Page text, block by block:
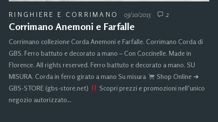
RINGHIERE E CORRIMANO 03/10/2015 2
Corrimano Anemoni e Farfalle
Corrimano collezione Corda Anemoni e Farfalle. Corrimano Corda di
GBS. Ferro battuto e decorato a mano – Con Coccinelle. Made in
Florence. All rights reserved. Ferro battuto e decorato a mano. SU
MISURA. Corda in ferro girato a mano Su misura
Shop Online ➜
GBS-STORE (gbs-store.net)
Scopri prezzi e promozioni nell’unico
negozio autorizzato…